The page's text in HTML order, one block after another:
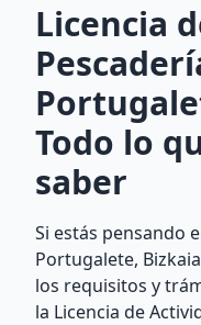
Licencia
Todo lo
saber
Si estás pensando
Portugalete,
los requisitos y
la Licencia de